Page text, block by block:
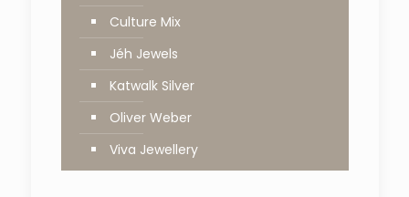
Culture Mix
Jéh Jewels
Katwalk Silver
Oliver Weber
Viva Jewellery